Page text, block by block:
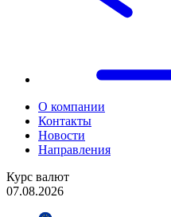
О компании
Контакты
Новости
Направления
Курс валют
07.08.2026